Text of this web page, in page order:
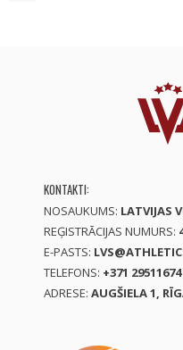
KONTAKTI:
NOSAUKUMS: LATVIJAS
REĢISTRĀCIJAS NUMURS:
E-PASTS:
TELEFONS: +371 29511674
ADRESE: AUGŠIELA 1,